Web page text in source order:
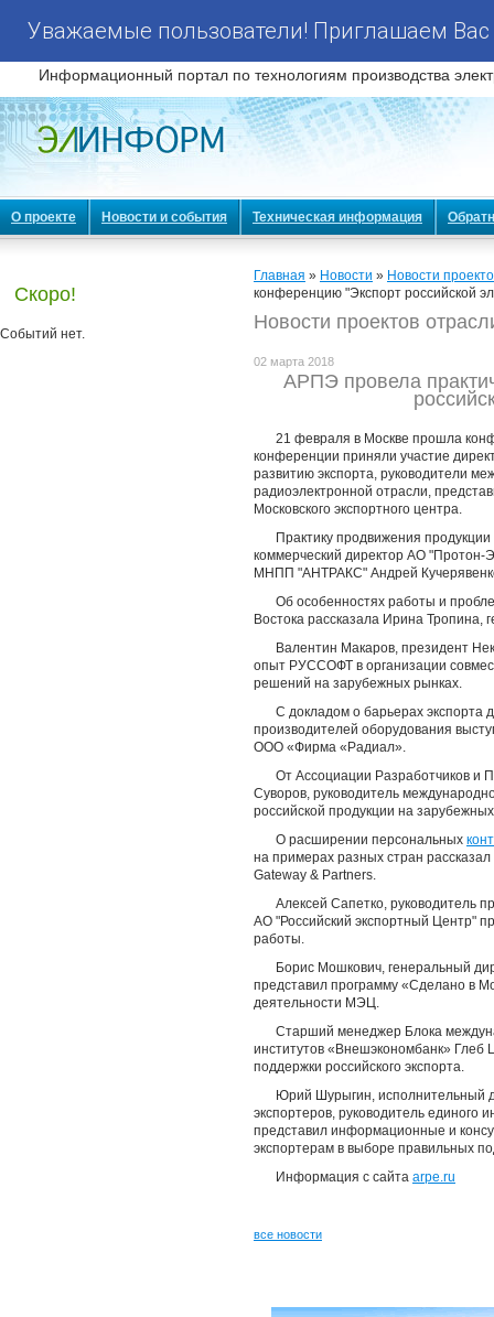
Уважаемые пользователи! Приглашаем
Информационный портал по технологиям производства
О проекте Новости и события Техническая информация
Скоро!
Событий нет.
Главная » Новости » Новости
конференцию "Экспорт российской
Новости проектов
02 марта 2018
АРПЭ провела
21 февраля в Москве прошла
конференции приняли участие
развитию экспорта, руководители
радиоэлектронной отрасли,
Московского экспортного центра.
Практику продвижения
коммерческий директор АО "Протон-
МНПП "АНТРАКС" Андрей
Об особенностях работы и
Востока рассказала Ирина
Валентин Макаров, президент
опыт РУССОФТ в организации
решений на зарубежных рынках.
С докладом о барьерах экспорта
производителей оборудования
ООО «Фирма «Радиал».
От Ассоциации Разработчиков и
Суворов, руководитель
российской продукции на
О расширении персональных
на примерах разных стран
Gateway & Partners.
Алексей Сапетко, руководитель
АО "Российский экспортный Центр"
работы.
Борис Мошкович, генеральный
представил программу «Сделано в
деятельности МЭЦ.
Старший менеджер Блока
институтов «Внешэкономбанк» Глеб
поддержки российского экспорта.
Юрий Шурыгин, исполнительный
экспортеров, руководитель
представил информационные и
экспортерам в выборе правильных
Информация с сайта arpe.ru
все новости